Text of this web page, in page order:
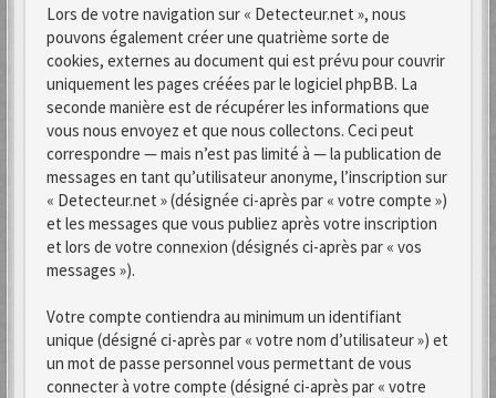
Lors de votre navigation sur « Detecteur.net », nous
pouvons également créer une quatrième sorte de
cookies, externes au document qui est prévu pour couvrir
uniquement les pages créées par le logiciel phpBB. La
seconde manière est de récupérer les informations que
vous nous envoyez et que nous collectons. Ceci peut
correspondre — mais n’est pas limité à — la publication de
messages en tant qu’utilisateur anonyme, l’inscription sur
« Detecteur.net » (désignée ci-après par « votre compte »)
et les messages que vous publiez après votre inscription
et lors de votre connexion (désignés ci-après par « vos
messages »).
Votre compte contiendra au minimum un identifiant
unique (désigné ci-après par « votre nom d’utilisateur ») et
un mot de passe personnel vous permettant de vous
connecter à votre compte (désigné ci-après par « votre